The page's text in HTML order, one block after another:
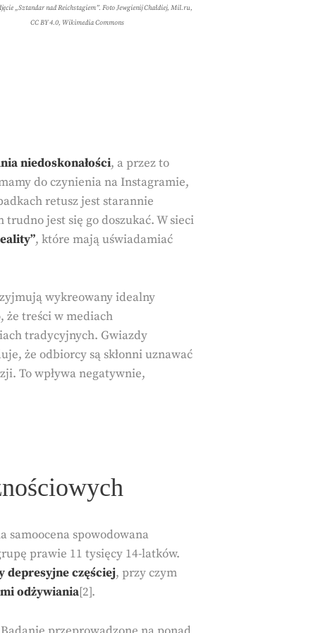
„Sztandar nad Reichstagiem”. Foto Jewgienij Chałdiej, Mil.ru,
CC BY 4.0, Wikimedia Commons
niedoskonałości, a przez to
do czynienia na Instagramie,
retusz jest starannie
jest się go doszukać. W sieci
, które mają uświadamiać
wykreowany idealny
że treści w mediach
tradycyjnych. Gwiazdy
że odbiorcy są skłonni uznawać
To wpływa negatywnie,
samoocena spowodowana
prawie 11 tysięcy 14-latków.
depresyjne częściej, przy czym
odżywiania[2].